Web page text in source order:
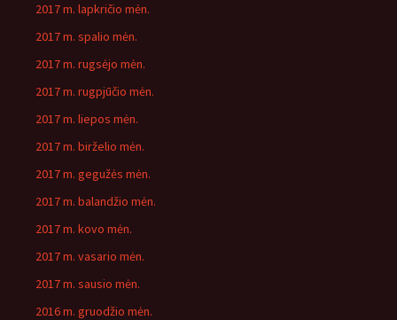
2017 m. lapkričio mėn.
2017 m. spalio mėn.
2017 m. rugsėjo mėn.
2017 m. rugpjūčio mėn.
2017 m. liepos mėn.
2017 m. birželio mėn.
2017 m. gegužės mėn.
2017 m. balandžio mėn.
2017 m. kovo mėn.
2017 m. vasario mėn.
2017 m. sausio mėn.
2016 m. gruodžio mėn.